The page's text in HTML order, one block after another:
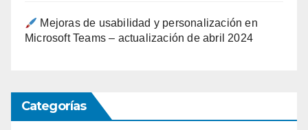
Mejoras de usabilidad y personalización en
Microsoft Teams – actualización de abril 2024
Categorías